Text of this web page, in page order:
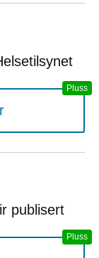
publisert